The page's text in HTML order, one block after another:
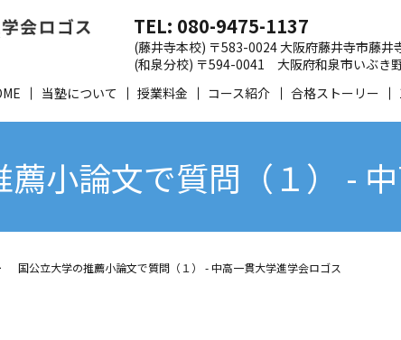
当塾について 授業料金 コース紹介 合格ストーリー
TEL: 080-9475-1137
(藤井寺本校) 〒583-0024 大阪府藤井寺市藤
(和泉分校) 〒594-0041 大阪府和泉市いぶき
薦小論文で質問（１） -
国公立大学の推薦小論文で質問（１） - 中高一貫大学進学会ロゴス